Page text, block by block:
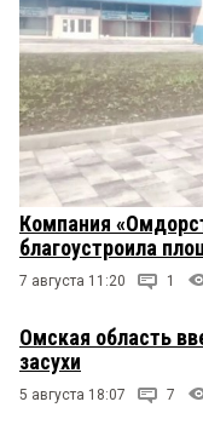
Компания
благоустроила
7 августа 11:20 1
Омская область
засухи
5 августа 18:07 7